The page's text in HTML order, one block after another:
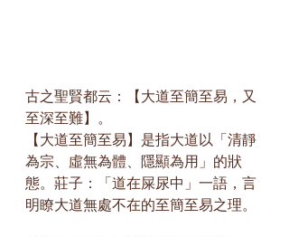
古之聖賢都云：【大道至簡至易，又
至深至難】。
【大道至簡至易】是指大道以「清靜
為宗、虛無為體、隱顯為用」的狀
態。莊子：「道在屎尿中」一語，言
明瞭大道無處不在的至簡至易之理。